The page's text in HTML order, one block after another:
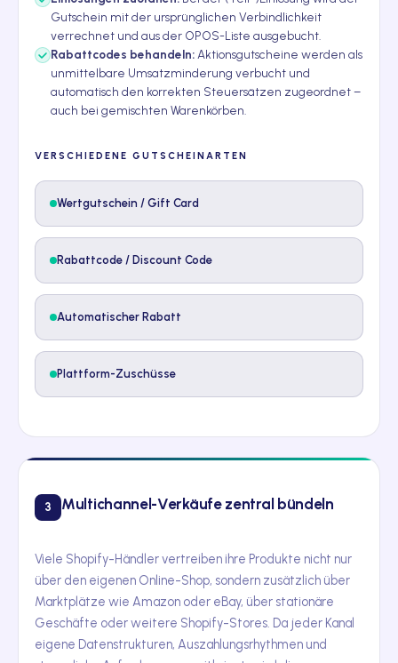
Gutschein mit der ursprünglichen Verbindlichkeit
verrechnet und aus der OPOS-Liste ausgebucht.
Rabattcodes behandeln: Aktionsgutscheine werden als
unmittelbare Umsatzminderung verbucht und
automatisch den korrekten Steuersätzen zugeordnet –
auch bei gemischten Warenkörben.
VERSCHIEDENE GUTSCHEINARTEN
Wertgutschein / Gift Card
Rabattcode / Discount Code
Automatischer Rabatt
Plattform-Zuschüsse
3 Multichannel-Verkäufe zentral bündeln
Viele Shopify-Händler vertreiben ihre Produkte nicht nur
über den eigenen Online-Shop, sondern zusätzlich über
Marktplätze wie Amazon oder eBay, über stationäre
Geschäfte oder weitere Shopify-Stores. Da jeder Kanal
eigene Datenstrukturen, Auszahlungsrhythmen und